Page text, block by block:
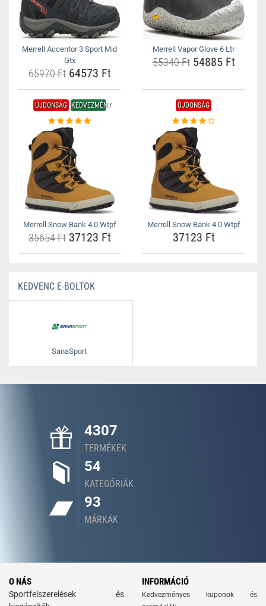
Merrell Accentor 3 Sport Mid
Gtx
65970 Ft64573 Ft
Merrell Vapor Glove 6 Ltr
55340 Ft54885 Ft
ÚJDONSÁG KEDVEZMÉNY
Merrell Snow Bank 4.0 Wtpf
35654 Ft37123 Ft
ÚJDONSÁG
Merrell Snow Bank 4.0 Wtpf
37123 Ft
KEDVENC E-BOLTOK
SanaSport
4307
TERMÉKEK
54
KATEGÓRIÁK
93
MÁRKÁK
O NÁS
Sportfelszerelések és
INFORMÁCIÓ
Kedvezményes kuponok és